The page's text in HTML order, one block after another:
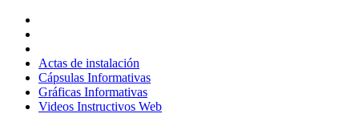
contenido
Actas de instalación
Cápsulas Informativas
Gráficas Informativas
Videos Instructivos Web